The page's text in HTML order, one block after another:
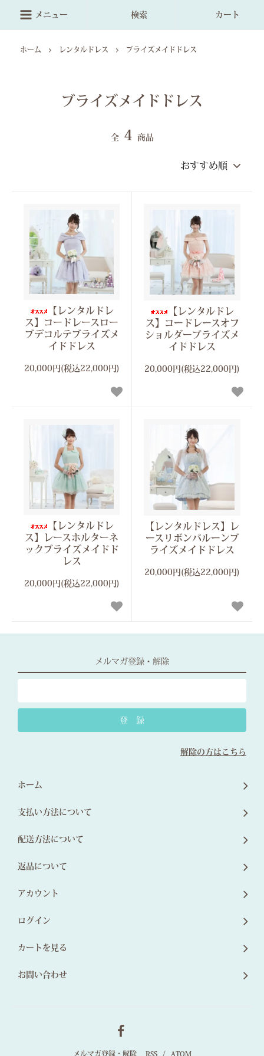
メニュー 検索 カート
ホーム レンタルドレス ブライズメイドドレス
ブライズメイドドレス
全 4 商品
【レンタルドレ
ス】コードレースロー
ブデコルテブライズメ
イドドレス
20,000円(税込22,000円)
【レンタルドレ
ス】コードレースオフ
ショルダーブライズメ
イドドレス
20,000円(税込22,000円)
【レンタルドレ
ス】レースホルターネ
ックブライズメイドド
レス
20,000円(税込22,000円)
【レンタルドレス】レ
ースリボンバルーンブ
ライズメイドドレス
20,000円(税込22,000円)
メルマガ登録・解除
解除の方はこちら
ホーム
支払い方法について
配送方法について
返品について
アカウント
ログイン
カートを見る
お問い合わせ
メルマガ登録・解除 RSS / ATOM